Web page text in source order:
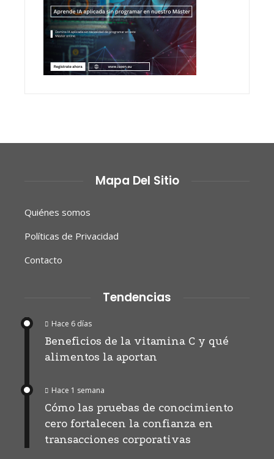
Mapa Del Sitio
Quiénes somos
Políticas de Privacidad
Contacto
Tendencias
Hace 6 días
Beneficios de la vitamina C y qué
alimentos la aportan
Hace 1 semana
Cómo las pruebas de conocimiento
cero fortalecen la confianza en
transacciones corporativas